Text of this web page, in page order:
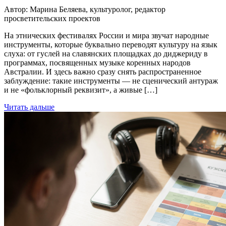
Автор: Марина Беляева, культуролог, редактор
просветительских проектов
На этнических фестивалях России и мира звучат народные
инструменты, которые буквально переводят культуру на язык
слуха: от гуслей на славянских площадках до диджериду в
программах, посвященных музыке коренных народов
Австралии. И здесь важно сразу снять распространенное
заблуждение: такие инструменты — не сценический антураж
и не «фольклорный реквизит», а живые […]
Читать дальше